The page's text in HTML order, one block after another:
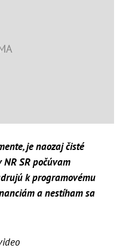
je naozaj čisté
SR počúvam
k programovému
a nestíham sa